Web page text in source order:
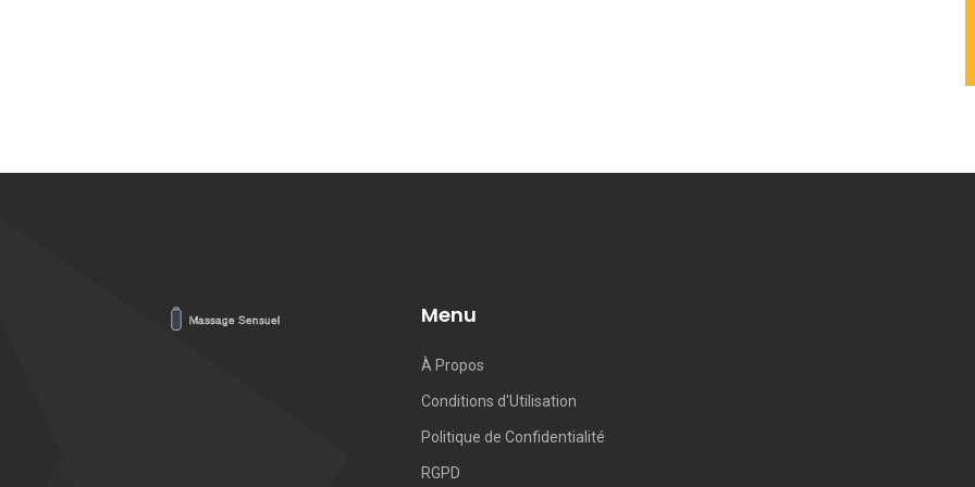
Menu
À Propos
Conditions d'Utilisation
Politique de Confidentialité
RGPD